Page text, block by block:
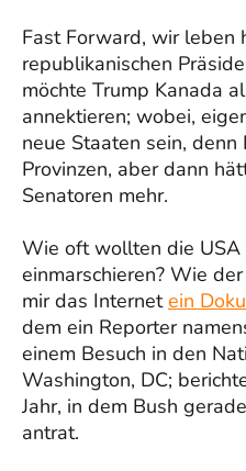
Fast Forward, wir leben
republikanischen
möchte Trump Kanada
annektieren; wobei,
neue Staaten sein, denn
Provinzen, aber dann
Senatoren mehr.
Wie oft wollten die USA
einmarschieren? Wie
mir das Internetein
dem ein Reporter
einem Besuch in den
Washington, DC;
Jahr, in dem Bush
antrat.